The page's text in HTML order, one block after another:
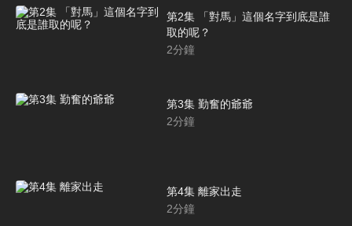
第2集 「對馬」這個名字到底是誰
取的呢？
2分鐘
第3集 勤奮的爺爺
2分鐘
第4集 離家出走
2分鐘